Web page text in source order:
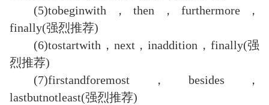
(5)tobeginwith，then，furthermore，
finally(强烈推荐)
(6)tostartwith，next，inaddition，finally(强
烈推荐)
(7)firstandforemost，besides，
lastbutnotleast(强烈推荐)